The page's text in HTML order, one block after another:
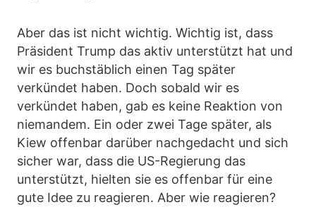
Aber das ist nicht wichtig. Wichtig ist, dass
Präsident Trump das aktiv unterstützt hat und
wir es buchstäblich einen Tag später
verkündet haben. Doch sobald wir es
verkündet haben, gab es keine Reaktion von
niemandem. Ein oder zwei Tage später, als
Kiew offenbar darüber nachgedacht und sich
sicher war, dass die US-Regierung das
unterstützt, hielten sie es offenbar für eine
gute Idee zu reagieren. Aber wie reagieren?